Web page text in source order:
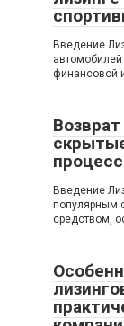
Введение
финансовой
Введение
популярным
средством,